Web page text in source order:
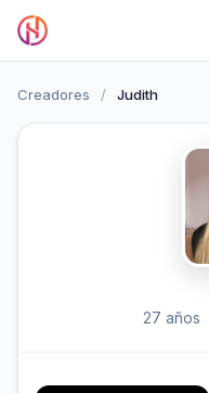
Creadores / Judith
27 años